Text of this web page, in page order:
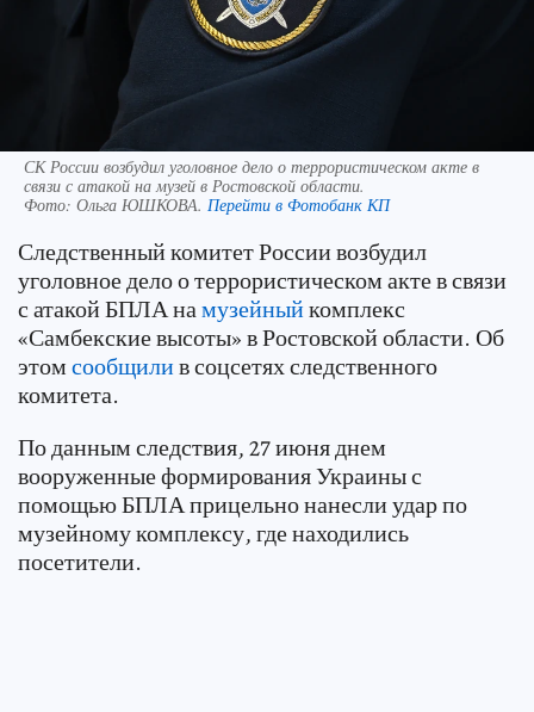
СК России возбудил уголовное дело о террористическом акте в
связи с атакой на музей в Ростовской области.
Фото: Ольга ЮШКОВА. Перейти в Фотобанк КП
Следственный комитет России возбудил
уголовное дело о террористическом акте в связи
с атакой БПЛА намузейныйкомплекс
«Самбекские высоты» в Ростовской области. Об
этомсообщилив соцсетях следственного
комитета.
По данным следствия, 27 июня днем
вооруженные формирования Украины с
помощью БПЛА прицельно нанесли удар по
музейному комплексу, где находились
посетители.